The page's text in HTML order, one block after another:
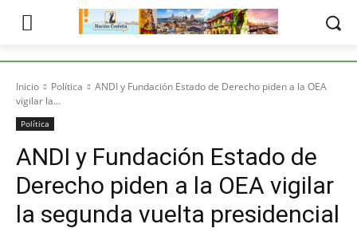
Inicio Política
ANDI y Fundación Estado de Derecho piden a la OEA
vigilar la...
Política
ANDI y Fundación Estado de
Derecho piden a la OEA vigilar
la segunda vuelta presidencial